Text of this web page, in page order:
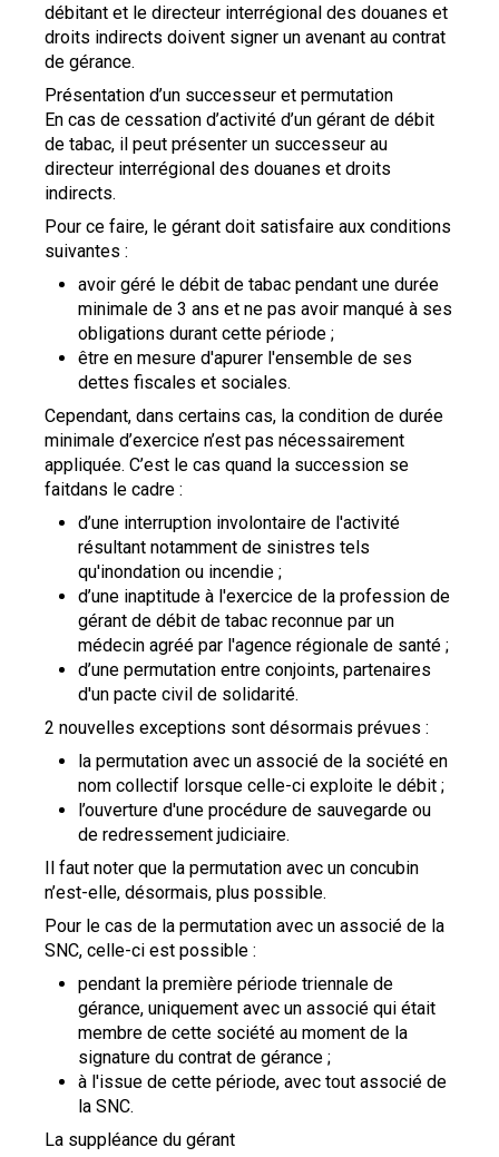
débitant et le directeur interrégional des douanes et
droits indirects doivent signer un avenant au contrat
de gérance.
Présentation d’un successeur et permutation
En cas de cessation d’activité d’un gérant de débit
de tabac, il peut présenter un successeur au
directeur interrégional des douanes et droits
indirects.
Pour ce faire, le gérant doit satisfaire aux conditions
suivantes :
avoir géré le débit de tabac pendant une durée
minimale de 3 ans et ne pas avoir manqué à ses
obligations durant cette période ;
être en mesure d'apurer l'ensemble de ses
dettes fiscales et sociales.
Cependant, dans certains cas, la condition de durée
minimale d’exercice n’est pas nécessairement
appliquée. C’est le cas quand la succession se
faitdans le cadre :
d’une interruption involontaire de l'activité
résultant notamment de sinistres tels
qu'inondation ou incendie ;
d’une inaptitude à l'exercice de la profession de
gérant de débit de tabac reconnue par un
médecin agréé par l'agence régionale de santé ;
d’une permutation entre conjoints, partenaires
d'un pacte civil de solidarité.
2 nouvelles exceptions sont désormais prévues :
la permutation avec un associé de la société en
nom collectif lorsque celle-ci exploite le débit ;
l’ouverture d'une procédure de sauvegarde ou
de redressement judiciaire.
Il faut noter que la permutation avec un concubin
n’est-elle, désormais, plus possible.
Pour le cas de la permutation avec un associé de la
SNC, celle-ci est possible :
pendant la première période triennale de
gérance, uniquement avec un associé qui était
membre de cette société au moment de la
signature du contrat de gérance ;
à l'issue de cette période, avec tout associé de
la SNC.
La suppléance du gérant